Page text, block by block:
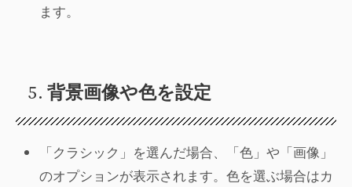
ます。
5. 背景画像や色を設定
「クラシック」を選んだ場合、「色」や「画像」
のオプションが表示されます。色を選ぶ場合はカ